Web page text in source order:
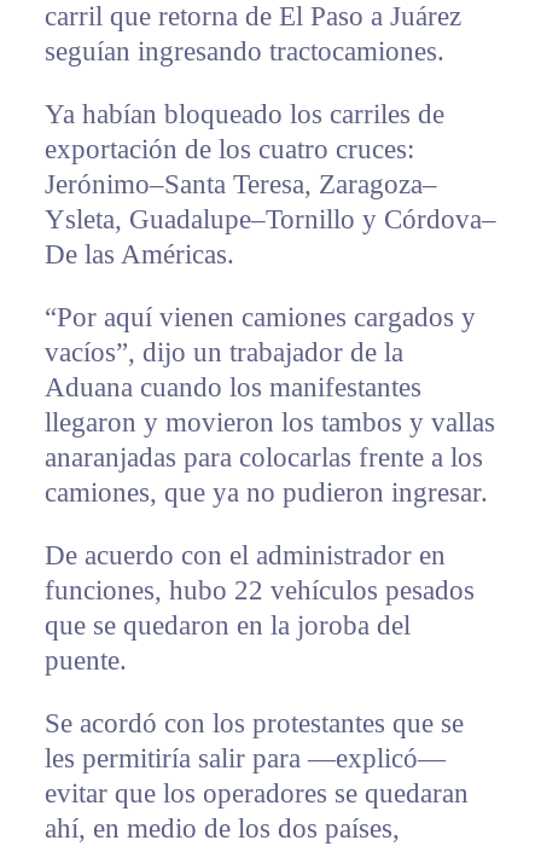
carril que retorna de El Paso a Juárez
seguían ingresando tractocamiones.
Ya habían bloqueado los carriles de
exportación de los cuatro cruces:
Jerónimo–Santa Teresa, Zaragoza–
Ysleta, Guadalupe–Tornillo y Córdova–
De las Américas.
“Por aquí vienen camiones cargados y
vacíos”, dijo un trabajador de la
Aduana cuando los manifestantes
llegaron y movieron los tambos y vallas
anaranjadas para colocarlas frente a los
camiones, que ya no pudieron ingresar.
De acuerdo con el administrador en
funciones, hubo 22 vehículos pesados
que se quedaron en la joroba del
puente.
Se acordó con los protestantes que se
les permitiría salir para —explicó—
evitar que los operadores se quedaran
ahí, en medio de los dos países,